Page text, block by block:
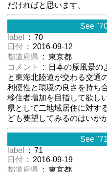
だければと思います。
See
label
: 70
日付 : 2016-09-12
都道府県 : 東京都
コメント
: 日本の原風景の
と東海北陸道が交わる交通
利便性と環境の良さを持ち
移住者増加を目指して欲し
県として二地域居住に対す
ども要望してみるのはいか
See
label
: 71
日付 : 2016-09-19
都道府県 : 東京都